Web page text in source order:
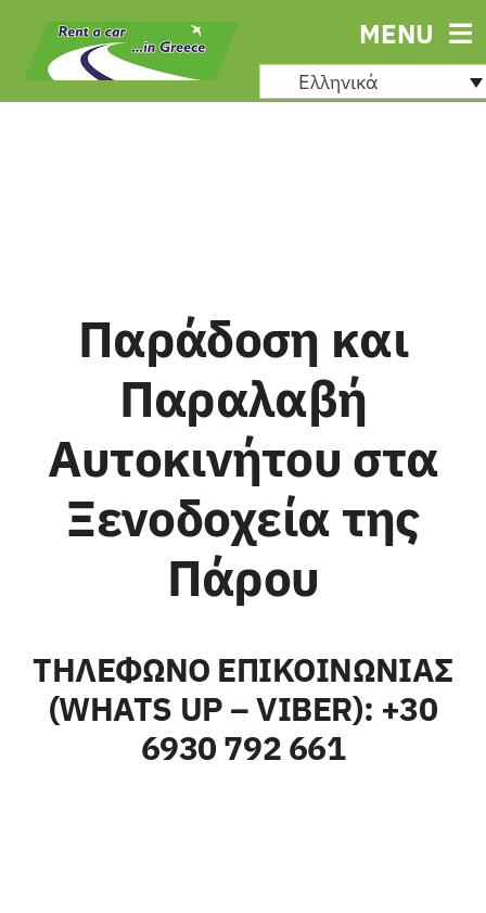
Μετάβαση
περιεχόμενο
MENU
Ελληνικά
Παράδοση και
Παραλαβή
Αυτοκινήτου στα
Ξενοδοχεία της
Πάρου
ΤΗΛΕΦΩΝΟ ΕΠΙΚΟΙΝΩΝΙΑΣ
(WHATS UP – VIBER): +30
6930 792 661